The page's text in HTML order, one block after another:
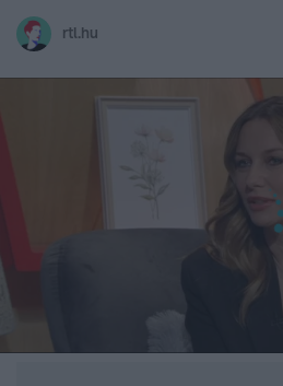
rtl.hu